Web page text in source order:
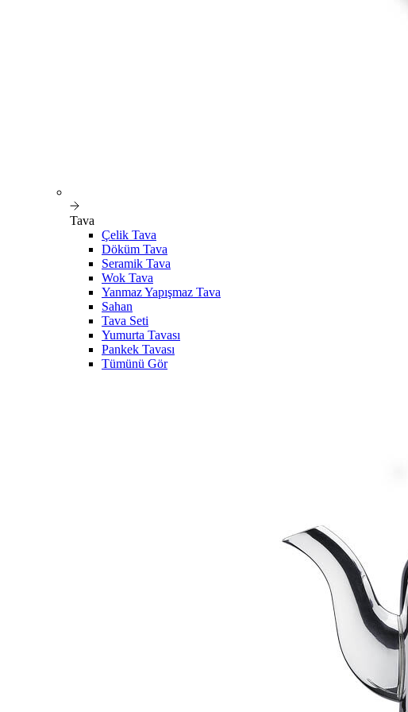
Tava
Çelik Tava
Döküm Tava
Seramik Tava
Wok Tava
Yanmaz Yapışmaz Tava
Sahan
Tava Seti
Yumurta Tavası
Pankek Tavası
Tümünü Gör